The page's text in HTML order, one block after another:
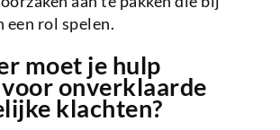
een rol spelen.
moet je hulp
onverklaarde
klachten?